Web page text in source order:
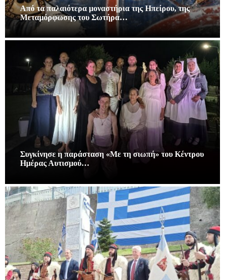
Από τα παλαιότερα μοναστήρια της Ηπείρου, της
Μεταμόρφωσης του Σωτήρα…
Συγκίνησε η παράσταση «Με τη σιωπή» του Κέντρου
Ημέρας Αυτισμού…